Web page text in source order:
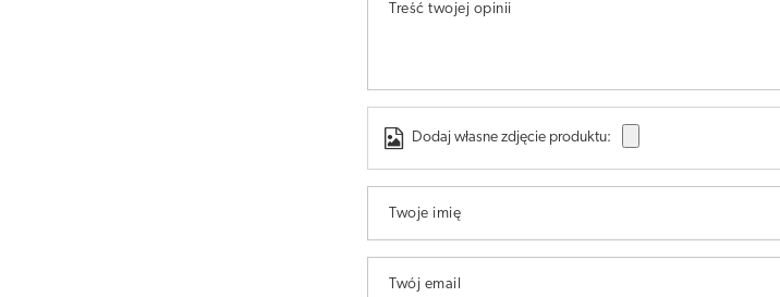
Treść twojej opinii
Dodaj własne zdjęcie produktu:
Twoje imię
Twój email